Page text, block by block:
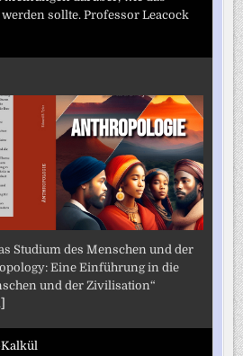
sollte. Professor Leacock
Studium des Menschen und der
Eine Einführung in die
und der Zivilisation“